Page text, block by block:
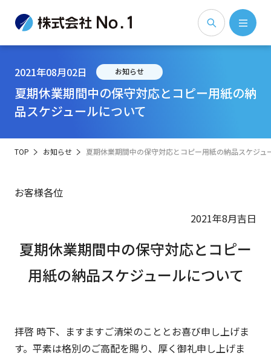
2021年08月02日 お知らせ
夏期休業期間中の保守対応とコピー用紙の納
品スケジュールについて
TOP お知らせ 夏期休業期間中の保守対応とコピー用紙の納品スケジュ
お客様各位
2021年8月吉日
夏期休業期間中の保守対応とコピー
用紙の納品スケジュールについて
拝啓 時下、ますますご清栄のこととお喜び申し上げま
す。平素は格別のご高配を賜り、厚く御礼申し上げま